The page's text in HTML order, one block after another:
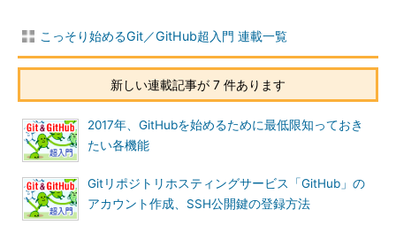
こっそり始めるGit／GitHub超入門 連載一覧
新しい連載記事が 7 件あります
2017年、GitHubを始めるために最低限知っておき
たい各機能
Gitリポジトリホスティングサービス「GitHub」の
アカウント作成、SSH公開鍵の登録方法